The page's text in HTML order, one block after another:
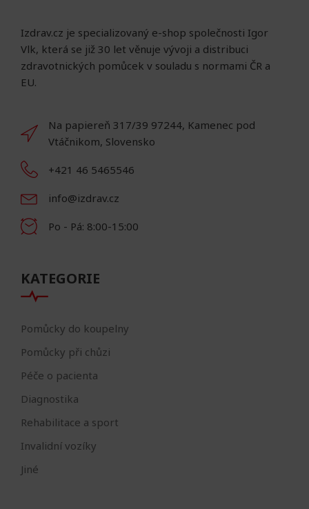
Izdrav.cz je specializovaný e-shop společnosti Igor
Vlk, která se již 30 let věnuje vývoji a distribuci
zdravotnických pomůcek v souladu s normami ČR a
EU.
Na papiereň 317/39 97244, Kamenec pod
Vtáčnikom, Slovensko
+421 46 5465546
info@izdrav.cz
Po - Pá: 8:00-15:00
KATEGORIE
Pomůcky do koupelny
Pomůcky při chůzi
Péče o pacienta
Diagnostika
Rehabilitace a sport
Invalidní vozíky
Jiné